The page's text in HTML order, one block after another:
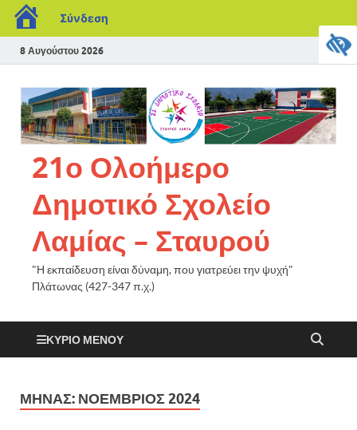
Σύνδεση
8 Αυγούστου 2026
21ο Ολοήμερο
Δημοτικό Σχολείο
Λαμίας – Σταυρού
"Η εκπαίδευση είναι δύναμη, που γιατρεύει την ψυχή"
Πλάτωνας (427-347 π.χ.)
ΚΎΡΙΟ ΜΕΝΟΎ
ΜΉΝΑΣ: ΝΟΈΜΒΡΙΟΣ 2024